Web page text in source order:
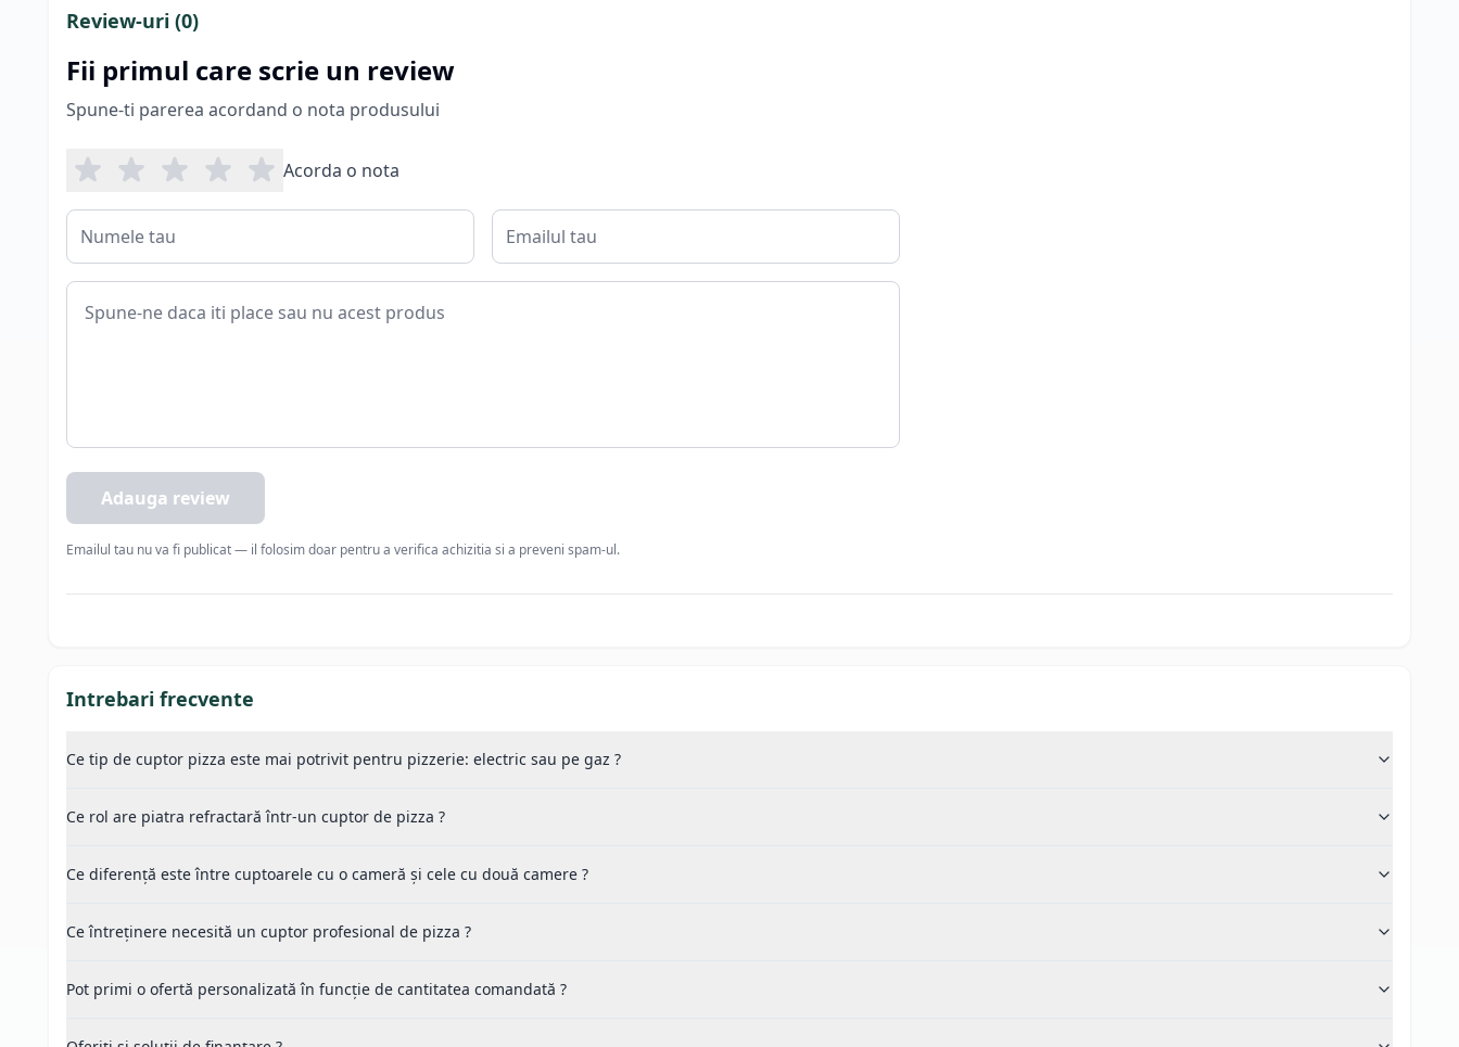
Review-uri (0)
Fii primul care scrie un review
Spune-ti parerea acordand o nota produsului
Acorda o nota
Adauga review
Emailul tau nu va fi publicat — il folosim doar pentru a verifica achizitia si a preveni spam-ul.
Intrebari frecvente
Ce tip de cuptor pizza este mai potrivit pentru pizzerie: electric sau pe gaz ?
Ce rol are piatra refractară într-un cuptor de pizza ?
Ce diferență este între cuptoarele cu o cameră și cele cu două camere ?
Ce întreținere necesită un cuptor profesional de pizza ?
Pot primi o ofertă personalizată în funcție de cantitatea comandată ?